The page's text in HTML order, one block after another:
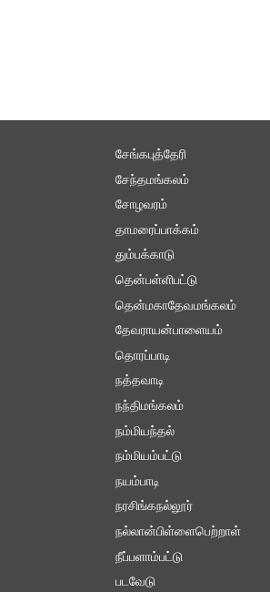
சேங்கபுத்தேரி
சேந்தமங்கலம்
சோழவரம்
தாமரைப்பாக்கம்
தும்பக்காடு
தென்பள்ளிபட்டு
தென்மகாதேவமங்கலம்
தேவராயன்பாளையம்
தொரப்பாடி
நத்தவாடி
நந்திமங்கலம்
நம்மியந்தல்
நம்மியம்பட்டு
நயம்பாடி
நரசிங்கநல்லூர்
நல்லான்பிள்ளைபெற்றாள்
நீப்பளாம்பட்டு
படவேடு